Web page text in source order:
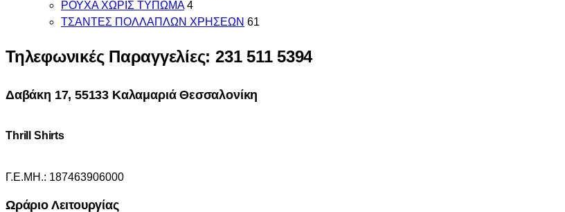
ΡΟΥΧΑ ΧΩΡΙΣ ΤΥΠΩΜΑ 4
ΤΣΑΝΤΕΣ ΠΟΛΛΑΠΛΩΝ ΧΡΗΣΕΩΝ 61
Τηλεφωνικές Παραγγελίες: 231 511 5394
Δαβάκη 17, 55133 Καλαμαριά Θεσσαλονίκη
Thrill Shirts
Γ.Ε.ΜΗ.: 187463906000
Ωράριο Λειτουργίας